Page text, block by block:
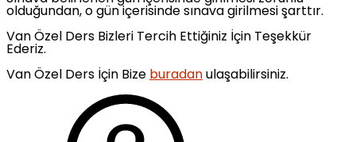
olduğundan, o gün içerisinde sınava girilmesi şarttır.
Van Özel Ders Bizleri Tercih Ettiğiniz İçin Teşekkür
Ederiz.
Van Özel Ders İçin Bize buradan ulaşabilirsiniz.